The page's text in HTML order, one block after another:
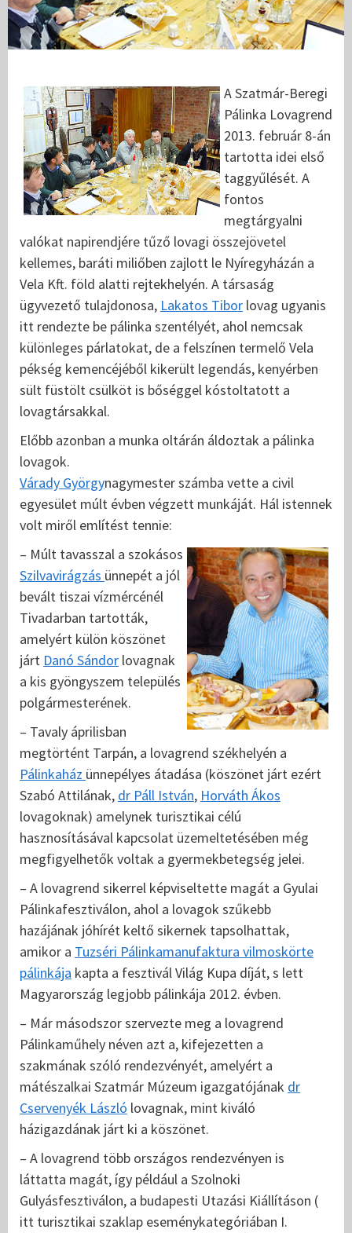
A Szatmár-Beregi
Pálinka Lovagrend
2013. február 8-án
tartotta idei első
taggyűlését. A
fontos
megtárgyalni
valókat napirendjére tűző lovagi összejövetel
kellemes, baráti miliőben zajlott le Nyíregyházán a
Vela Kft. föld alatti rejtekhelyén. A társaság
ügyvezető tulajdonosa, Lakatos Tibor lovag ugyanis
itt rendezte be pálinka szentélyét, ahol nemcsak
különleges párlatokat, de a felszínen termelő Vela
pékség kemencéjéből kikerült legendás, kenyérben
sült füstölt csülköt is bőséggel kóstoltatott a
lovagtársakkal.
Előbb azonban a munka oltárán áldoztak a pálinka
lovagok.
Várady Györgynagymester számba vette a civil
egyesület múlt évben végzett munkáját. Hál istennek
volt miről említést tennie:
– Múlt tavasszal a szokásos
Szilvavirágzás ünnepét a jól
bevált tiszai vízmércénél
Tivadarban tartották,
amelyért külön köszönet
járt Danó Sándor lovagnak
a kis gyöngyszem település
polgármesterének.
– Tavaly áprilisban
megtörtént Tarpán, a lovagrend székhelyén a
Pálinkaház ünnepélyes átadása (köszönet járt ezért
Szabó Attilának, dr Páll István, Horváth Ákos
lovagoknak) amelynek turisztikai célú
hasznosításával kapcsolat üzemeltetésében még
megfigyelhetők voltak a gyermekbetegség jelei.
– A lovagrend sikerrel képviseltette magát a Gyulai
Pálinkafesztiválon, ahol a lovagok szűkebb
hazájának jóhírét keltő sikernek tapsolhattak,
amikor a Tuzséri Pálinkamanufaktura vilmoskörte
pálinkája kapta a fesztivál Világ Kupa díját, s lett
Magyarország legjobb pálinkája 2012. évben.
– Már másodszor szervezte meg a lovagrend
Pálinkaműhely néven azt a, kifejezetten a
szakmának szóló rendezvényét, amelyért a
mátészalkai Szatmár Múzeum igazgatójának dr
Cservenyék László lovagnak, mint kiváló
házigazdának járt ki a köszönet.
– A lovagrend több országos rendezvényen is
láttatta magát, így például a Szolnoki
Gulyásfesztiválon, a budapesti Utazási Kiállításon (
itt turisztikai szaklap eseménykategóriában I.